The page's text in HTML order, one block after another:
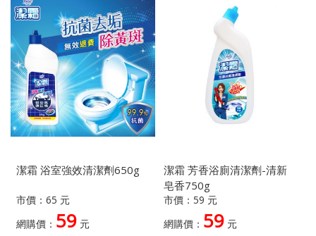
潔霜 浴室強效清潔劑650g
市價：65 元
網購價： 59 元
潔霜 芳香浴廁清潔劑-清新
皂香750g
市價：59 元
網購價： 59元